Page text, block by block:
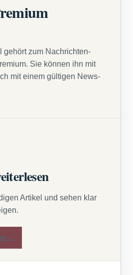
gehört zum Nachrichten-
Sie können ihn mit
mit einem gültigen News-
Artikel und sehen klar
→